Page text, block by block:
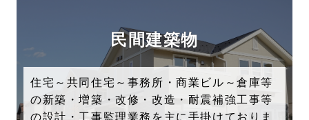
民間建築物
住宅～共同住宅～事務所・商業ビル～倉庫等
の新築・増築・改修・改造・耐震補強工事等
の設計・工事監理業務を主に手掛けておりま